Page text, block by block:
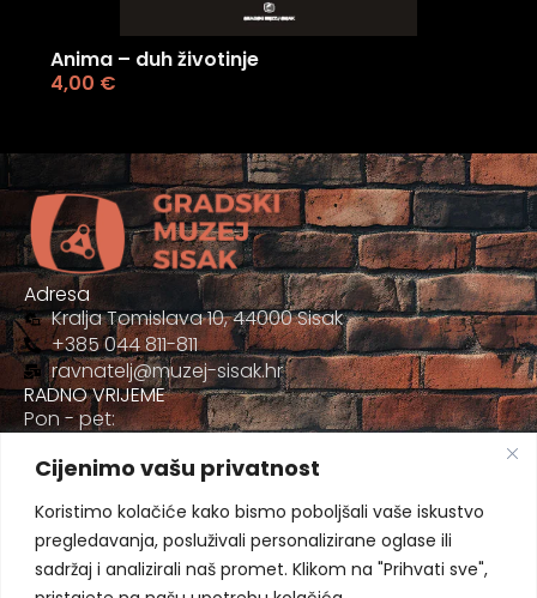
Cijenimo vašu privatnost
Koristimo kolačiće kako bismo poboljšali vaše iskustvo
pregledavanja, posluživali personalizirane oglase ili
sadržaj i analizirali naš promet. Klikom na "Prihvati sve",
Anima – duh životinje
4,00 €
Adresa
Kralja Tomislava 10, 44000 Sisak
+385 044 811-811
ravnatelj@muzej-sisak.hr
RADNO VRIJEME
Pon - pet:
Sub
09:00-12:00